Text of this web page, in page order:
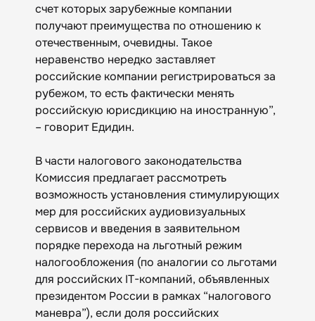
счет которых зарубежные компании
получают преимущества по отношению к
отечественным, очевидны. Такое
неравенство нередко заставляет
российские компании регистрироваться за
рубежом, то есть фактически менять
российскую юрисдикцию на иностранную”,
– говорит Едидин.
В части налогового законодательства
Комиссия предлагает рассмотреть
возможность установления стимулирующих
мер для российских аудиовизуальных
сервисов и введения в заявительном
порядке перехода на льготный режим
налогообложения (по аналогии со льготами
для российских IT-компаний, объявленных
президентом России в рамках “налогового
маневра”), если доля российских